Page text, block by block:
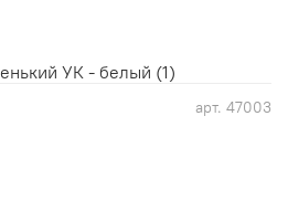
арт. 47003
УК - белый (1)